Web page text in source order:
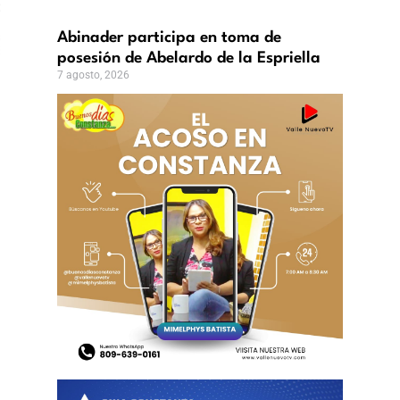
Abinader participa en toma de
posesión de Abelardo de la Espriella
7 agosto, 2026